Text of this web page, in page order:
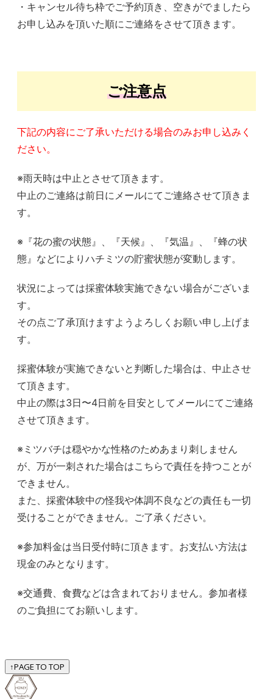
・キャンセル待ち枠でご予約頂き、空きがでましたら
お申し込みを頂いた順にご連絡をさせて頂きます。
ご注意点
下記の内容にご了承いただける場合のみお申し込みく
ださい。
※雨天時は中止とさせて頂きます。
中止のご連絡は前日にメールにてご連絡させて頂きま
す。
※『花の蜜の状態』、『天候』、『気温』、『蜂の状
態』などによりハチミツの貯蜜状態が変動します。
状況によっては採蜜体験実施できない場合がございま
す。
その点ご了承頂けますようよろしくお願い申し上げま
す。
採蜜体験が実施できないと判断した場合は、中止させ
て頂きます。
中止の際は3日〜4日前を目安としてメールにてご連絡
させて頂きます。
※ミツバチは穏やかな性格のためあまり刺しません
が、万が一刺された場合はこちらで責任を持つことが
できません。
また、採蜜体験中の怪我や体調不良などの責任も一切
受けることができません。ご了承ください。
※参加料金は当日受付時に頂きます。お支払い方法は
現金のみとなります。
※交通費、食費などは含まれておりません。参加者様
のご負担にてお願いします。
↑PAGE TO TOP